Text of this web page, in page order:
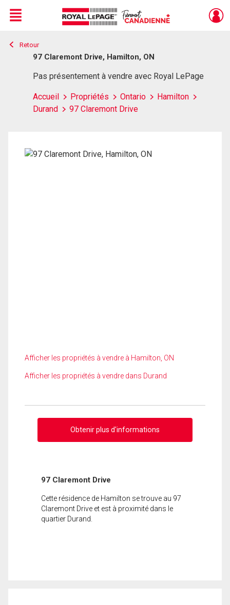
Live
En Direct
Menu
Retour
97 Claremont Drive, Hamilton, ON
Pas présentement à vendre avec Royal LePage
Accueil Propriétés Ontario
Hamilton
Durand
97 Claremont Drive
Afficher les propriétés à vendre à Hamilton, ON
Afficher les propriétés à vendre dans Durand
Obtenir plus d'informations
97 Claremont Drive
Cette résidence de Hamilton se trouve au 97
Claremont Drive et est à proximité dans le
quartier Durand.